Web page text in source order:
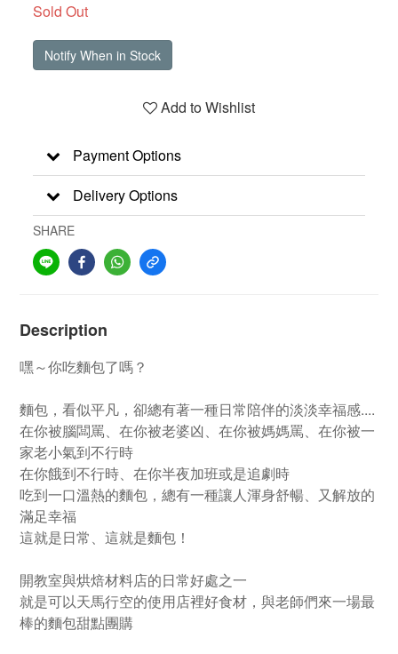
Sold Out
Notify When in Stock
Add to Wishlist
Payment Options
Delivery Options
SHARE
Description
嘿～你吃麵包了嗎？
麵包，看似平凡，卻總有著一種日常陪伴的淡淡幸福感....
在你被腦闆罵、在你被老婆凶、在你被媽媽罵、在你被一
家老小氣到不行時
在你餓到不行時、在你半夜加班或是追劇時
吃到一口溫熱的麵包，總有一種讓人渾身舒暢、又解放的
滿足幸福
這就是日常、這就是麵包！
開教室與烘焙材料店的日常好處之一
就是可以天馬行空的使用店裡好食材，與老師們來一場最
棒的麵包甜點團購